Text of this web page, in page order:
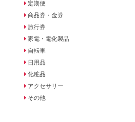
定期便
商品券・金券
旅行券
家電・電化製品
自転車
日用品
化粧品
アクセサリー
その他